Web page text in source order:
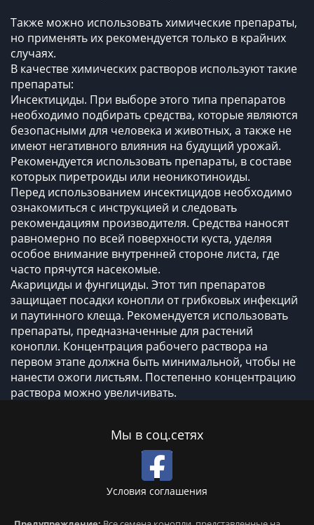
Также можно использовать химические препараты,
но применять их рекомендуется только в крайних
случаях.
В качестве химических растворов используют такие
препараты:
Инсектициды. При выборе этого типа препаратов
необходимо подбирать средства, которые являются
безопасными для человека и животных, а также не
имеют негативного влияния на будущий урожай.
Рекомендуется использовать препараты, в составе
которых пиретроиды или неоникотиноиды.
Перед использованием инсектицидов необходимо
ознакомиться с инструкцией и следовать
рекомендациям производителя. Средства наносят
равномерно по всей поверхности куста, уделяя
особое внимание внутренней стороне листа, где
часто прячутся насекомые.
Акарициды и фунгициды. Этот тип препаратов
защищает посадки конопли от грибковых инфекций
и паутинного клеща. Рекомендуется использовать
препараты, предназначенные для растений
конопли. Концентрация рабочего раствора на
первом этапе должна быть минимальной, чтобы не
нанести ожоги листьям. Постепенно концентрацию
раствора можно увеличивать.
Мы в соц.сетях
Условия соглашения